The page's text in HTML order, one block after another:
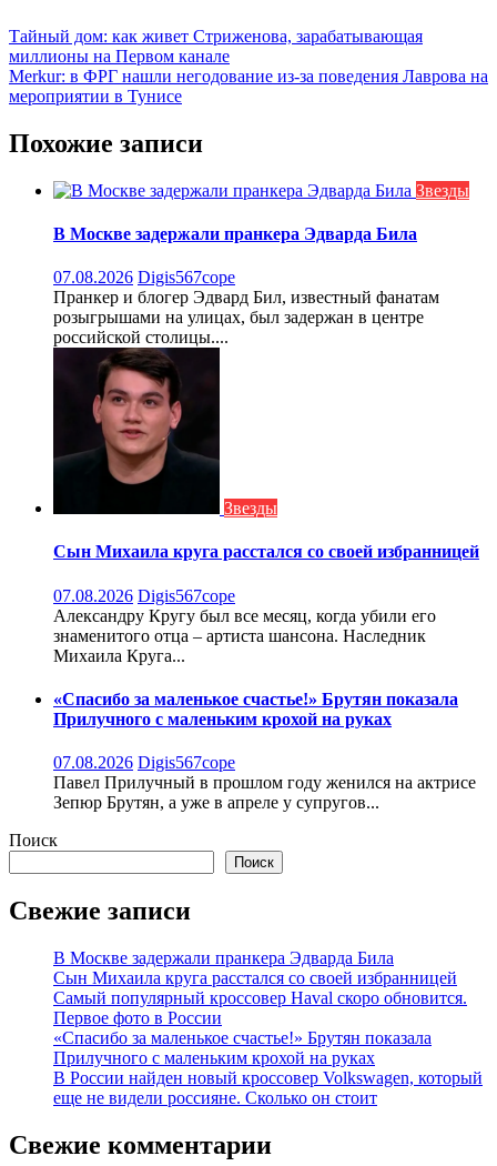
Навигация
по
записям
Тайный дом: как живет Стриженова, зарабатывающая
миллионы на Первом канале
Merkur: в ФРГ нашли негодование из-за поведения Лаврова на
мероприятии в Тунисе
Похожие записи
Звезды
В Москве задержали пранкера Эдварда Била
07.08.2026 Digis567cope
Пранкер и блогер Эдвард Бил, известный фанатам
розыгрышами на улицах, был задержан в центре
российской столицы....
Звезды
Сын Михаила круга расстался со своей избранницей
07.08.2026 Digis567cope
Александру Кругу был все месяц, когда убили его
знаменитого отца – артиста шансона. Наследник
Михаила Круга...
«Спасибо за маленькое счастье!» Брутян показала
Прилучного с маленьким крохой на руках
07.08.2026 Digis567cope
Павел Прилучный в прошлом году женился на актрисе
Зепюр Брутян, а уже в апреле у супругов...
Поиск
Поиск
Свежие записи
В Москве задержали пранкера Эдварда Била
Сын Михаила круга расстался со своей избранницей
Самый популярный кроссовер Haval скоро обновится.
Первое фото в России
«Спасибо за маленькое счастье!» Брутян показала
Прилучного с маленьким крохой на руках
В России найден новый кроссовер Volkswagen, который
еще не видели россияне. Сколько он стоит
Свежие комментарии